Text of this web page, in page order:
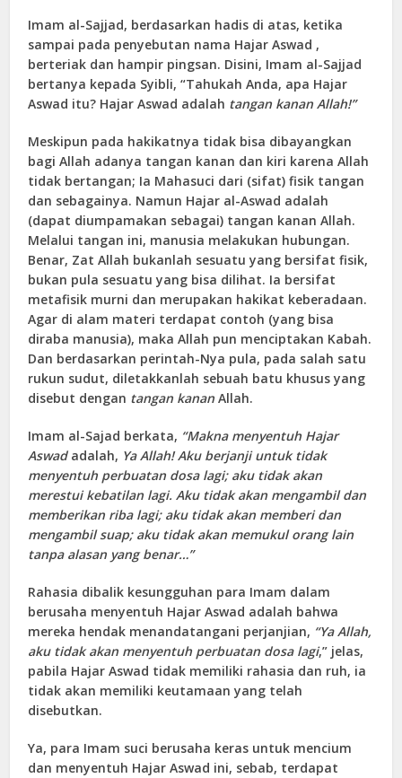
Imam al-Sajjad, berdasarkan hadis di atas, ketika
sampai pada penyebutan nama Hajar Aswad ,
berteriak dan hampir pingsan. Disini, Imam al-Sajjad
bertanya kepada Syibli, “Tahukah Anda, apa Hajar
Aswad itu? Hajar Aswad adalah tangan kanan Allah!”
Meskipun pada hakikatnya tidak bisa dibayangkan
bagi Allah adanya tangan kanan dan kiri karena Allah
tidak bertangan; Ia Mahasuci dari (sifat) fisik tangan
dan sebagainya. Namun Hajar al-Aswad adalah
(dapat diumpamakan sebagai) tangan kanan Allah.
Melalui tangan ini, manusia melakukan hubungan.
Benar, Zat Allah bukanlah sesuatu yang bersifat fisik,
bukan pula sesuatu yang bisa dilihat. Ia bersifat
metafisik murni dan merupakan hakikat keberadaan.
Agar di alam materi terdapat contoh (yang bisa
diraba manusia), maka Allah pun menciptakan Kabah.
Dan berdasarkan perintah-Nya pula, pada salah satu
rukun sudut, diletakkanlah sebuah batu khusus yang
disebut dengan tangan kananAllah.
Imam al-Sajad berkata, “Makna menyentuh Hajar
Aswad adalah, Ya Allah! Aku berjanji untuk tidak
menyentuh perbuatan dosa lagi; aku tidak akan
merestui kebatilan lagi. Aku tidak akan mengambil dan
memberikan riba lagi; aku tidak akan memberi dan
mengambil suap; aku tidak akan memukul orang lain
tanpa alasan yang benar…”
Rahasia dibalik kesungguhan para Imam dalam
berusaha menyentuh Hajar Aswad adalah bahwa
mereka hendak menandatangani perjanjian, “Ya Allah,
aku tidak akan menyentuh perbuatan dosa lagi,” jelas,
pabila Hajar Aswad tidak memiliki rahasia dan ruh, ia
tidak akan memiliki keutamaan yang telah
disebutkan.
Ya, para Imam suci berusaha keras untuk mencium
dan menyentuh Hajar Aswad ini, sebab, terdapat